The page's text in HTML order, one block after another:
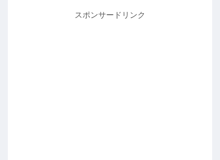
スポンサードリンク